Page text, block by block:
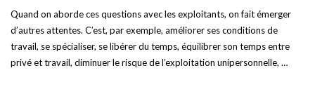
Quand on aborde ces questions avec les exploitants, on fait émerger
d’autres attentes. C’est, par exemple, améliorer ses conditions de
travail, se spécialiser, se libérer du temps, équilibrer son temps entre
privé et travail, diminuer le risque de l’exploitation unipersonnelle, …